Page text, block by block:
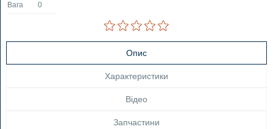
Вага 0
Опис
Характеристики
Відео
Запчастини